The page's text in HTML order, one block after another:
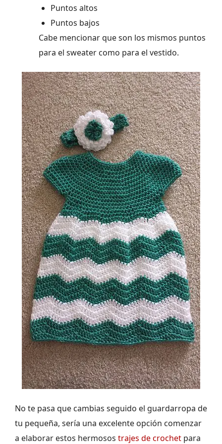
Puntos altos
Puntos bajos
Cabe mencionar que son los mismos puntos
para el sweater como para el vestido.
No te pasa que cambias seguido el guardarropa de
tu pequeña, sería una excelente opción comenzar
a elaborar estos hermosos trajes de crochet para